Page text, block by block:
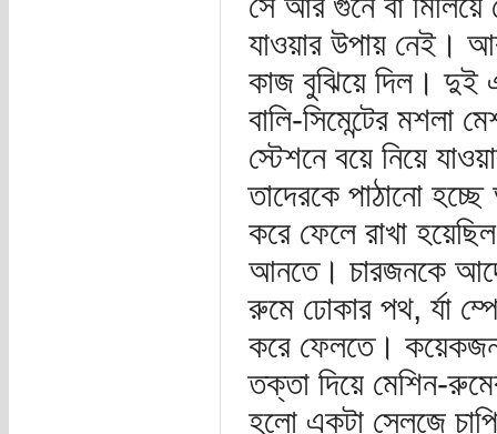
যাওয়ার উপায় নেই।
কাজ বুঝিয়ে দিল। দুই
বালি-সিমেন্টের মশলা
স্টেশনে বয়ে নিয়ে
তাদেরকে পাঠানো হচ্ছে
করে ফেলে রাখা
আনতে। চারজনকে
রুমে ঢোকার পথ, র্যা
করে ফেলতে।
তক্তা দিয়ে মেশিন-
হলো একটা স্লেজে